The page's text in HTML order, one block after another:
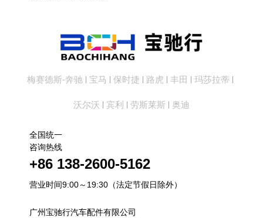
梅赛德斯-奔驰 宝马 保时捷 路虎 丰田 玛莎拉蒂
沃尔沃 宾利 劳斯莱斯 奥迪
全国统一
咨询热线
+86 138-2600-5162
营业时间9:00～19:30（法定节假日除外）
广州宝驰行汽车配件有限公司